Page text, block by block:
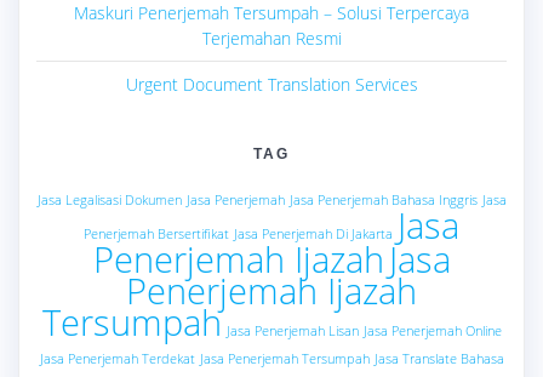
Maskuri Penerjemah Tersumpah – Solusi Terpercaya
Terjemahan Resmi
Urgent Document Translation Services
TAG
Jasa Legalisasi Dokumen Jasa Penerjemah Jasa Penerjemah Bahasa Inggris Jasa
Penerjemah Bersertifikat Jasa Penerjemah Di Jakarta Jasa
Penerjemah Ijazah Jasa
Penerjemah Ijazah
Tersumpah Jasa Penerjemah Lisan Jasa Penerjemah Online
Jasa Penerjemah Terdekat Jasa Penerjemah Tersumpah Jasa Translate Bahasa